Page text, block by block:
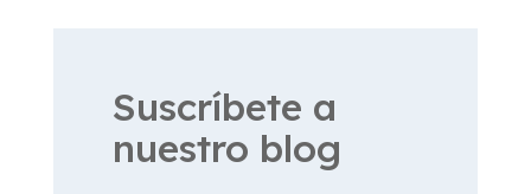
Suscríbete a
nuestro blog